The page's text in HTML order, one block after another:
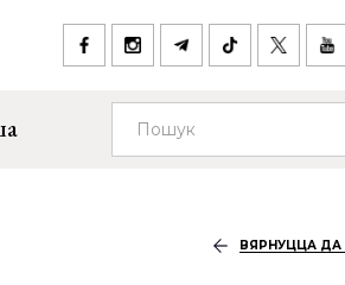
ВЯРНУЦЦА ДА